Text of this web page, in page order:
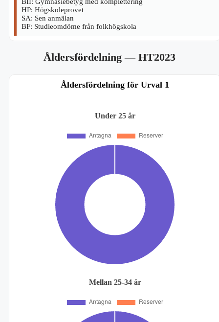
HP: Högskoleprovet
SA: Sen anmälan
BF: Studieomdöme från folkhögskola
Åldersfördelning— HT2023
Åldersfördelning för Urval 1
Under 25 år
Mellan 25-34 år